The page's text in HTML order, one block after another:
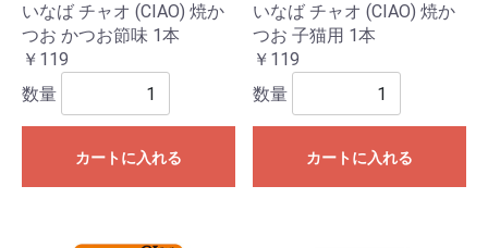
いなば チャオ (CIAO) 焼か
つお かつお節味 1本
￥119
数量
カートに入れる
いなば チャオ (CIAO) 焼か
つお 子猫用 1本
￥119
数量
カートに入れる